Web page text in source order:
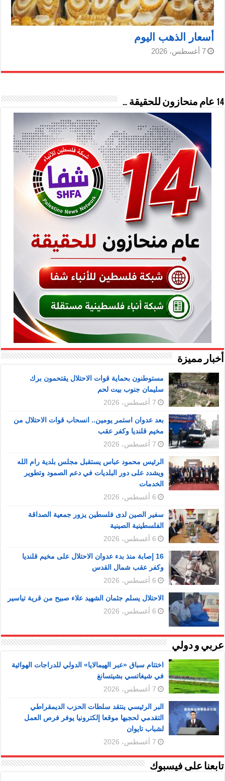
أسعار الذهب اليوم
7 أغسطس، 2026
14 عام منحازون للحقيقة …
أخبار مميزة
مستوطنون بحماية قوات الاحتلال يقتحمون برك
سليمان جنوب بيت لحم
7 أغسطس، 2026
بعد عدوان استمر يومين.. انسحاب قوات الاحتلال من
مخيم قلنديا وكفر عقب
7 أغسطس، 2026
الرئيس محمود عباس يستقبل مجلس بلدية رام الله
ويشدد على دور البلديات في دعم الصمود وتطوير
الخدمات
6 أغسطس، 2026
سفير الصين لدى فلسطين يزور جمعية الصداقة
الفلسطينية الصينية
6 أغسطس، 2026
16 إصابة منذ بدء عدوان الاحتلال على مخيم قلنديا
وكفر عقب شمال القدس
6 أغسطس، 2026
الاحتلال يسلم جثمان الشهيد علاء صبيح من قرية تياسير
6 أغسطس، 2026
عربي و دولي
اختتام سباق «عبر الهيمالايا» الدولي للدراجات الهوائية
في شيغاتسي بشيتسانغ
7 أغسطس، 2026
البر الرئيسي ينتقد سلطات الحزب الديمقراطي
التقدمي لحجبها موقعا إلكترونيا يوفر فرص العمل
لشباب تايوان
7 أغسطس، 2026
تابعنا على فيسبوك